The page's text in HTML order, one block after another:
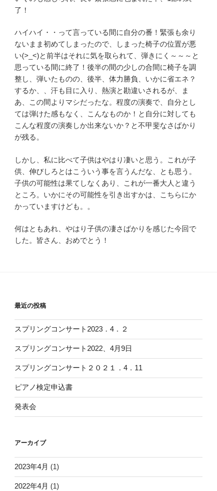
了！
ハイハイ・・って言っている間に自分の番！緊張も余り
ないまま初めてしまったので、しまった椅子の位置が悪
い(>_<)と前半はそれに気を取られて、弾きにく～～～と
思っている間に終了！後半の間の少しの合間に椅子を調
整し、弾いたものの、後半、体力勝負、いかに省エネ？
するか、、汗も目に入り、熱演と勘違いされるが、ま
あ、この間よりマシだったな。程度の演奏で、自分とし
ては弾けた感もなく、こんなものか！と自分に対しても
こんな程度の演奏しか出来ないか？と不甲斐なさばかり
が残る。
しかし、私に比べて子供はやはり凄いと思う。これが子
供、伸びしろとはこういう事を言うんだな、とも思う。
子供の可能性は果てしなくあり、これが一番大人と違う
ところ。いかにその可能性を引き出すかは、こちらにか
かっていますけども。。
何はともあれ、やはり子供の凄さばかりを感じた今回で
した。皆さん、おめでとう！
最近の投稿
スプリングコンサート2023．4．２
スプリングコンサート2022、4月9日
スプリングコンサート２０２１．4．11
ピアノ検定申込書
発表会
アーカイブ
2023年4月 (1)
2022年4月 (1)